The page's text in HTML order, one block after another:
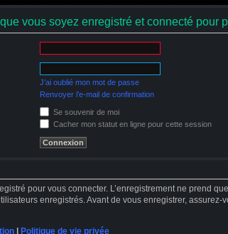
vous soyez enregistré et connecté pour
J’ai oublié mon mot de passe
Renvoyer l’e-mail de confirmation
Se souvenir de moi
Cacher mon statut en ligne pour cette session
pour vous connecter. L’enregistrement ne prend
enregistrés. Avant de vous enregistrer,
| Politique de vie privée